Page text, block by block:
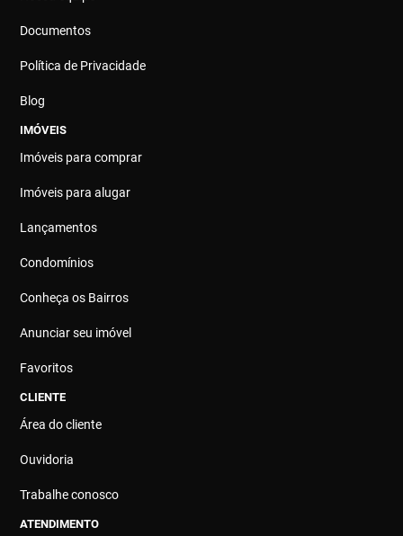
Documentos
Política de Privacidade
Blog
IMÓVEIS
Imóveis para comprar
Imóveis para alugar
Lançamentos
Condomínios
Conheça os Bairros
Anunciar seu imóvel
Favoritos
CLIENTE
Área do cliente
Ouvidoria
Trabalhe conosco
ATENDIMENTO